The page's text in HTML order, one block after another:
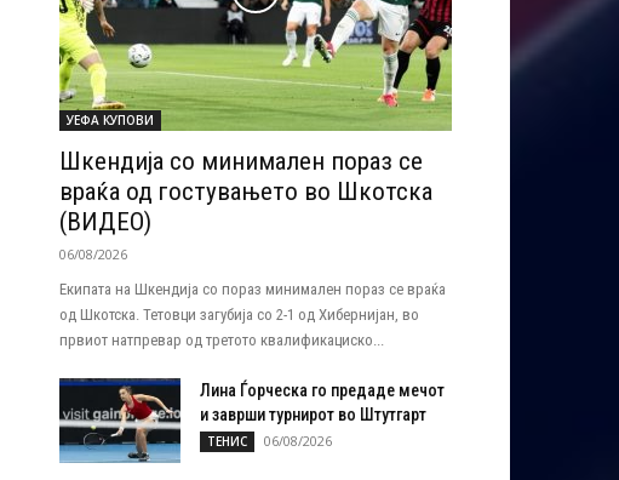
УЕФА КУПОВИ
Шкендија со минимален пораз се
враќа од гостувањето во Шкотска
(ВИДЕО)
06/08/2026
Екипата на Шкендија со пораз минимален пораз се враќа
од Шкотска. Тетовци загубија со 2-1 од Хибернијан, во
првиот натпревар од третото квалификациско...
Лина Ѓорческа го предаде мечот
и заврши турнирот во Штутгарт
ТЕНИС 06/08/2026